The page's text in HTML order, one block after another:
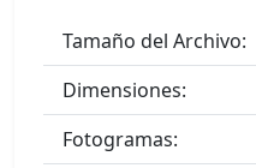
Tamaño del Archivo:
Dimensiones:
Fotogramas: